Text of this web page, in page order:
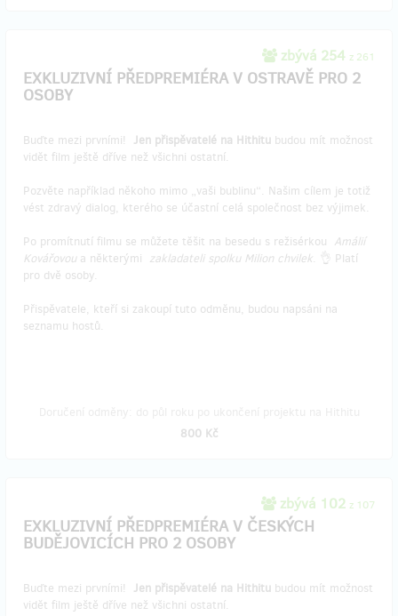
zbývá 254 z 261
EXKLUZIVNÍ PŘEDPREMIÉRA V OSTRAVĚ PRO 2
OSOBY
Buďte mezi prvními! Jen přispěvatelé na Hithitu budou mít možnost
vidět film ještě dříve než všichni ostatní.
Pozvěte například někoho mimo „vaši bublinu“. Našim cílem je totiž
vést zdravý dialog, kterého se účastní celá společnost bez výjimek.
Po promítnutí filmu se můžete těšit na besedu s režisérkou Amálií
Kovářovou a některými zakladateli spolku Milion chvilek. 👌 Platí
pro dvě osoby.
Přispěvatele, kteří si zakoupí tuto odměnu, budou napsáni na
seznamu hostů.
800 Kč
zbývá 102 z 107
EXKLUZIVNÍ PŘEDPREMIÉRA V ČESKÝCH
BUDĚJOVICÍCH PRO 2 OSOBY
Buďte mezi prvními! Jen přispěvatelé na Hithitu budou mít možnost
vidět film ještě dříve než všichni ostatní.